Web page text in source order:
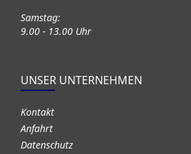
Samstag:
9.00 - 13.00 Uhr
UNSER UNTERNEHMEN
Kontakt
Anfahrt
Datenschutz